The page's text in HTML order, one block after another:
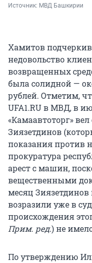
Источник: МВД Башкирии
Хамитов
недовольство
возвращенных
была солидной —
рублей. Отметим,
UFA1.RU в МВД, в
«Камаавтоторг»
Зиязетдинов
показания против
прокуратура
арест с машин,
вещественными
месяц Зиязетдинов
возразили уже в
происхождения
Прим. ред.) не
По утверждению